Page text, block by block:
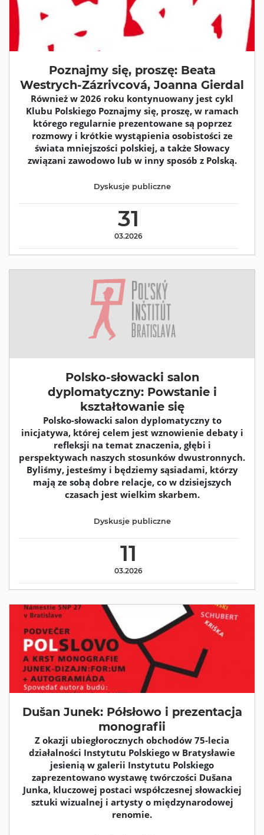
Poznajmy się, proszę: Beata
Westrych-Zázrivcová, Joanna Gierdal
Również w 2026 roku kontynuowany jest cykl
Klubu Polskiego Poznajmy się, proszę, w ramach
którego regularnie prezentowane są poprzez
rozmowy i krótkie wystąpienia osobistości ze
świata mniejszości polskiej, a także Słowacy
związani zawodowo lub w inny sposób z Polską.
31
03.2026
Dyskusje publiczne
Polsko-słowacki salon
dyplomatyczny: Powstanie i
kształtowanie się
Polsko-słowacki salon dyplomatyczny to
inicjatywa, której celem jest wznowienie debaty i
refleksji na temat znaczenia, głębi i
perspektywach naszych stosunków dwustronnych.
Byliśmy, jesteśmy i będziemy sąsiadami, którzy
mają ze sobą dobre relacje, co w dzisiejszych
czasach jest wielkim skarbem.
11
03.2026
Dyskusje publiczne
Dušan Junek: Półsłowo i prezentacja
monografii
Z okazji ubiegłorocznych obchodów 75-lecia
działalności Instytutu Polskiego w Bratysławie
jesienią w galerii Instytutu Polskiego
zaprezentowano wystawę twórczości Dušana
Junka, kluczowej postaci współczesnej słowackiej
sztuki wizualnej i artysty o międzynarodowej
renomie.